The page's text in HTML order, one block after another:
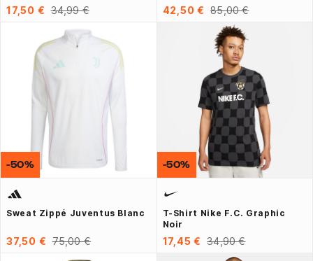
17,50 € 34,99 € 42,50 € 85,00 €
Sweat Zippé Juventus Blanc
37,50 € 75,00 €
-50%
T-Shirt Nike F.C. Graphic
Noir
17,45 € 34,90 €
-50%